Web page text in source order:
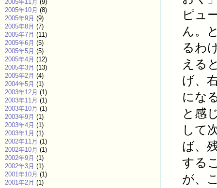
ピュ
ん。
るわ
える
げ、
にな
と感
して
ば、
する
が、
2005年11月 (9)
2005年10月 (8)
2005年9月 (9)
2005年8月 (7)
2005年7月 (11)
2005年6月 (5)
2005年5月 (5)
2005年4月 (12)
2005年3月 (13)
2005年2月 (4)
2004年5月 (1)
2003年12月 (1)
2003年11月 (1)
2003年10月 (1)
2003年9月 (1)
2003年4月 (1)
2003年1月 (1)
2002年11月 (1)
2002年10月 (1)
2002年9月 (1)
2002年3月 (1)
2001年10月 (1)
2001年2月 (1)